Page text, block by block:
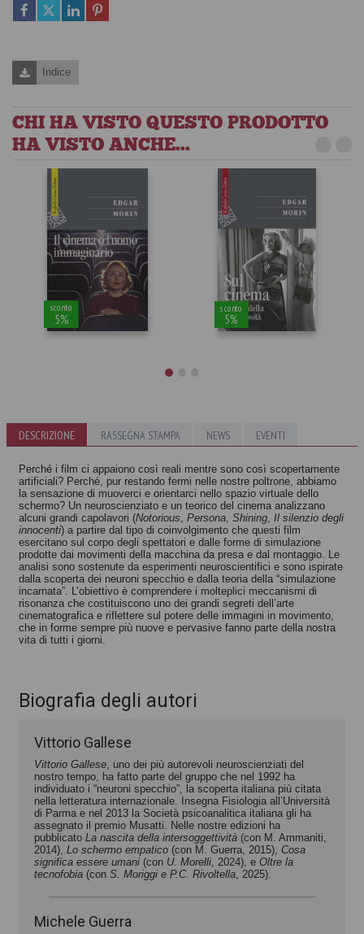
Indice
CHI HA VISTO QUESTO PRODOTTO
HA VISTO ANCHE...
sconto
5%
l'uomo
immaginario
Edgar Morin
sconto
5%
Sul cinema
Edgar Morin
DESCRIZIONE RASSEGNA STAMPA NEWS EVENTI
Perché i film ci appaiono così reali mentre sono così scopertamente
artificiali? Perché, pur restando fermi nelle nostre poltrone, abbiamo
la sensazione di muoverci e orientarci nello spazio virtuale dello
schermo? Un neuroscienziato e un teorico del cinema analizzano
alcuni grandi capolavori (Notorious Persona Shining Il silenzio degli
innocenti) a partire dal tipo di coinvolgimento che questi film
esercitano sul corpo degli spettatori e dalle forme di simulazione
prodotte dai movimenti della macchina da presa e dal montaggio. Le
analisi sono sostenute da esperimenti neuroscientifici e sono ispirate
dalla scoperta dei neuroni specchio e dalla teoria della “simulazione
incarnata”. L’obiettivo è comprendere i molteplici meccanismi di
risonanza che costituiscono uno dei grandi segreti dell’arte
cinematografica e riflettere sul potere delle immagini in movimento,
che in forme sempre più nuove e pervasive fanno parte della nostra
vita di tutti i giorni.
Biografia degli autori
Vittorio Gallese
Vittorio Gallese , uno dei più autorevoli neuroscienziati del
nostro tempo, ha fatto parte del gruppo che nel 1992 ha
individuato i “neuroni specchio”, la scoperta italiana più citata
nella letteratura internazionale. Insegna Fisiologia all’Università
di Parma e nel 2013 la Società psicoanalitica italiana gli ha
assegnato il premio Musatti. Nelle nostre edizioni ha
pubblicato La nascita della intersoggettività (con M. Ammaniti,
2014), Lo schermo empatico (con M. Guerra, 2015), Cosa
significa essere umani (con U. Morelli , 2024), e Oltre la
tecnofobia (con S. Moriggi e P.C. Rivoltella , 2025).
Michele Guerra